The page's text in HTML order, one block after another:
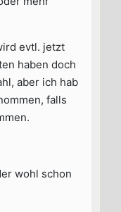
evtl. jetzt
haben doch
aber ich hab
falls
wohl schon